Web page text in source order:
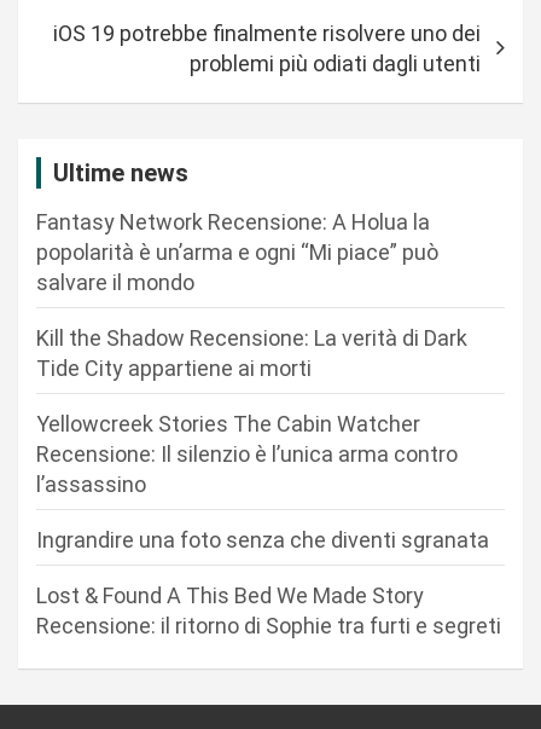
a
iOS 19 potrebbe finalmente risolvere uno dei
problemi più odiati dagli utenti
Ultime news
Fantasy Network Recensione: A Holua la
popolarità è un’arma e ogni “Mi piace” può
salvare il mondo
Kill the Shadow Recensione: La verità di Dark
Tide City appartiene ai morti
Yellowcreek Stories The Cabin Watcher
Recensione: Il silenzio è l’unica arma contro
l’assassino
Ingrandire una foto senza che diventi sgranata
Lost & Found A This Bed We Made Story
Recensione: il ritorno di Sophie tra furti e segreti